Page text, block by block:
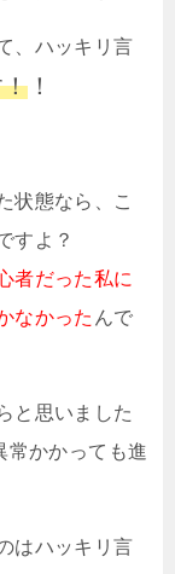
、ハッキリ言
！
状態なら、こ
すよ？
者だった私に
なかった んで
と思いました
常かかっても進
はハッキリ言